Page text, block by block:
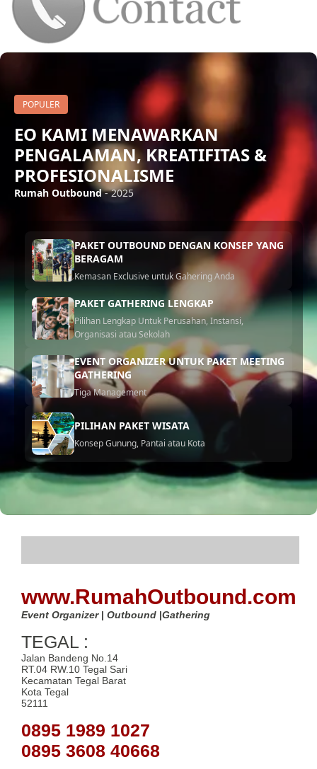
POPULER
EO KAMI MENAWARKAN
PENGALAMAN, KREATIFITAS &
PROFESIONALISME
Rumah Outbound- 2025
PAKET OUTBOUND DENGAN KONSEP YANG
BERAGAM
Kemasan Exclusive untuk Gahering Anda
PAKET GATHERING LENGKAP
Pilihan Lengkap Untuk Perusahan, Instansi,
Organisasi atau Sekolah
EVENT ORGANIZER UNTUK PAKET MEETING
GATHERING
Tiga Management
PILIHAN PAKET WISATA
Konsep Gunung, Pantai atau Kota
www.RumahOutbound.com
Event Organizer | Outbound |Gathering
TEGAL :
Jalan Bandeng No.14
RT.04 RW.10 Tegal Sari
Kecamatan Tegal Barat
Kota Tegal
52111
0895 1989 1027
0895 3608 40668